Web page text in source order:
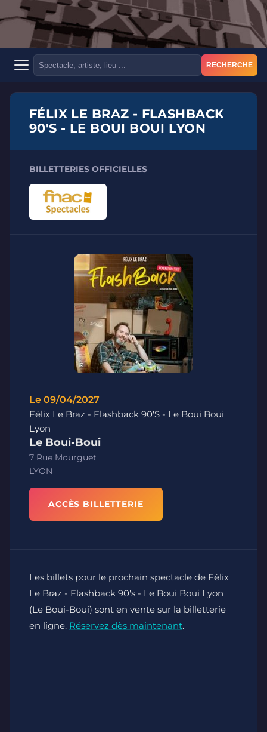
RECHERCHE
FÉLIX LE BRAZ - FLASHBACK
90'S - LE BOUI BOUI LYON
BILLETTERIES OFFICIELLES
Le 09/04/2027
Félix Le Braz - Flashback 90'S - Le Boui Boui
Lyon
Le Boui-Boui
7 Rue Mourguet
LYON
ACCÈS BILLETTERIE
Les billets pour le prochain spectacle de Félix
Le Braz - Flashback 90's - Le Boui Boui Lyon
(Le Boui-Boui) sont en vente sur la billetterie
en ligne. Réservez dès maintenant.